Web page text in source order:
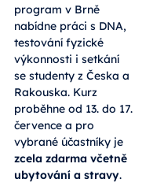
program v Brně
nabídne práci s DNA,
testování fyzické
výkonnosti i setkání
se studenty z Česka a
Rakouska. Kurz
proběhne od 13. do 17.
července a pro
vybrané účastníky je
zcela zdarma včetně
ubytování a stravy.